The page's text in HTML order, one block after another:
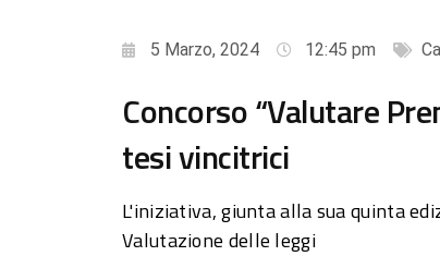
5 Marzo, 2024 12:45 pm
Concorso “Valutare
tesi vincitrici
L'iniziativa, giunta alla sua quinta
Valutazione delle leggi